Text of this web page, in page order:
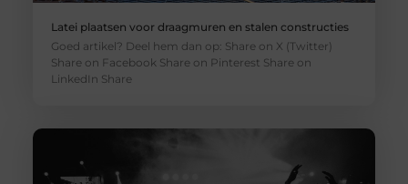
Latei plaatsen voor draagmuren en stalen constructies
Goed artikel? Deel hem dan op: Share on X (Twitter)
Share on Facebook Share on Pinterest Share on
LinkedIn Share